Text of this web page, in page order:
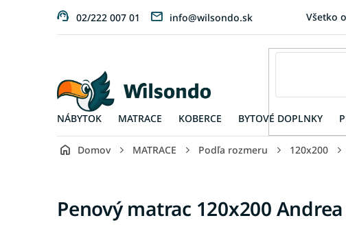
02/222 007 01 info@wilsondo.sk Všetko
NÁBYTOK MATRACE KOBERCE BYTOVÉ DOPLNKY
Domov MATRACE Podľa rozmeru 120x200
Penový matrac 120x200